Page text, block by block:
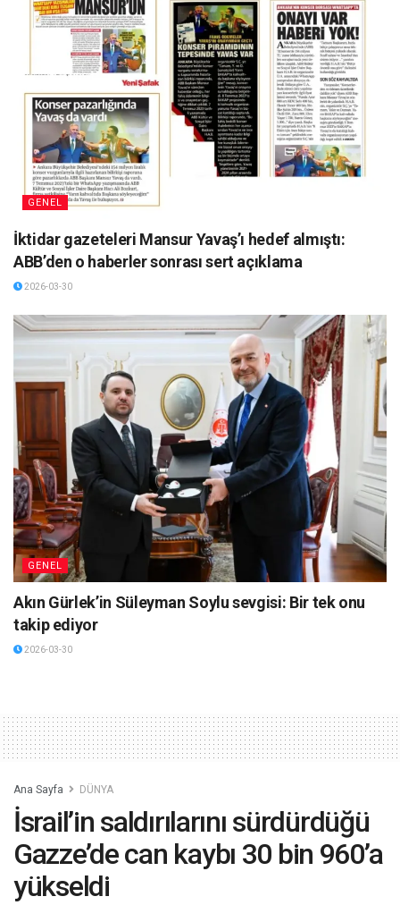
GENEL
İktidar gazeteleri Mansur Yavaş’ı hedef almıştı:
ABB’den o haberler sonrası sert açıklama
2026-03-30
GENEL
Akın Gürlek’in Süleyman Soylu sevgisi: Bir tek onu
takip ediyor
2026-03-30
Ana Sayfa DÜNYA
İsrail’in saldırılarını sürdürdüğü
Gazze’de can kaybı 30 bin 960’a
yükseldi